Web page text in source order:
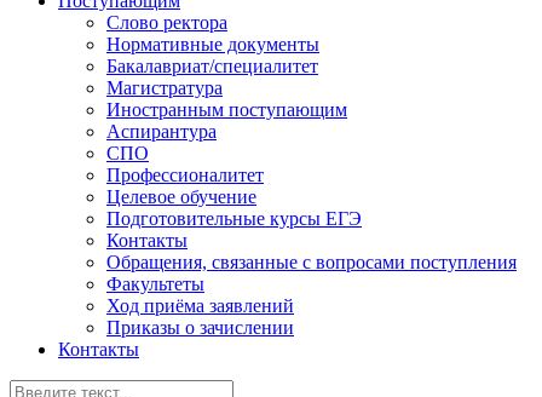
Слово ректора
Нормативные документы
Бакалавриат/специалитет
Магистратура
Иностранным поступающим
Аспирантура
СПО
Профессионалитет
Целевое обучение
Подготовительные курсы ЕГЭ
Контакты
Обращения, связанные с вопросами поступления
Факультеты
Ход приёма заявлений
Приказы о зачислении
Контакты